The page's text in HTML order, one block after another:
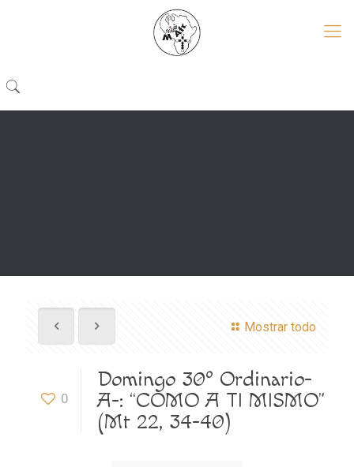
Mostrar todo
0
Domingo 30º Ordinario-
A-: “COMO A TI MISMO”
(Mt 22, 34-40)